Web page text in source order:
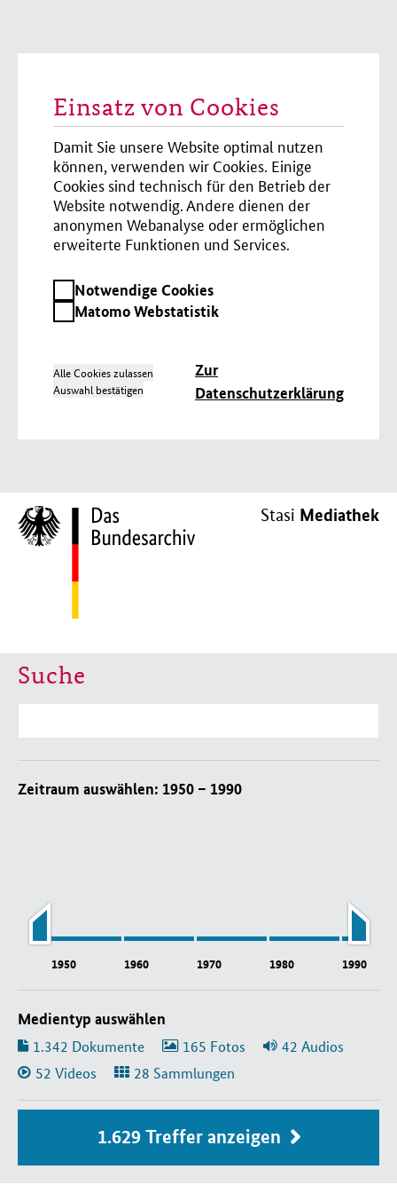
Einsatz von Cookies
Damit Sie unsere Website optimal nutzen
können, verwenden wir Cookies. Einige
Cookies sind technisch für den Betrieb der
Website notwendig. Andere dienen der
anonymen Webanalyse oder ermöglichen
erweiterte Funktionen und Services.
Notwendige
Cookies
Notwendige Cookies
Matomo
Matomo Webstatistik
Alle Cookies zulassen
Auswahl bestätigen
Zur
Datenschutzerklärung
Stasi Mediathek
Suche
Zeitraum auswählen: 1950 – 1990
1950 1960 1970 1980 1990
Medientyp auswählen
1.342 Dokumente 165 Fotos 42 Audios
52 Videos 28
1.629 Treffer anzeigen